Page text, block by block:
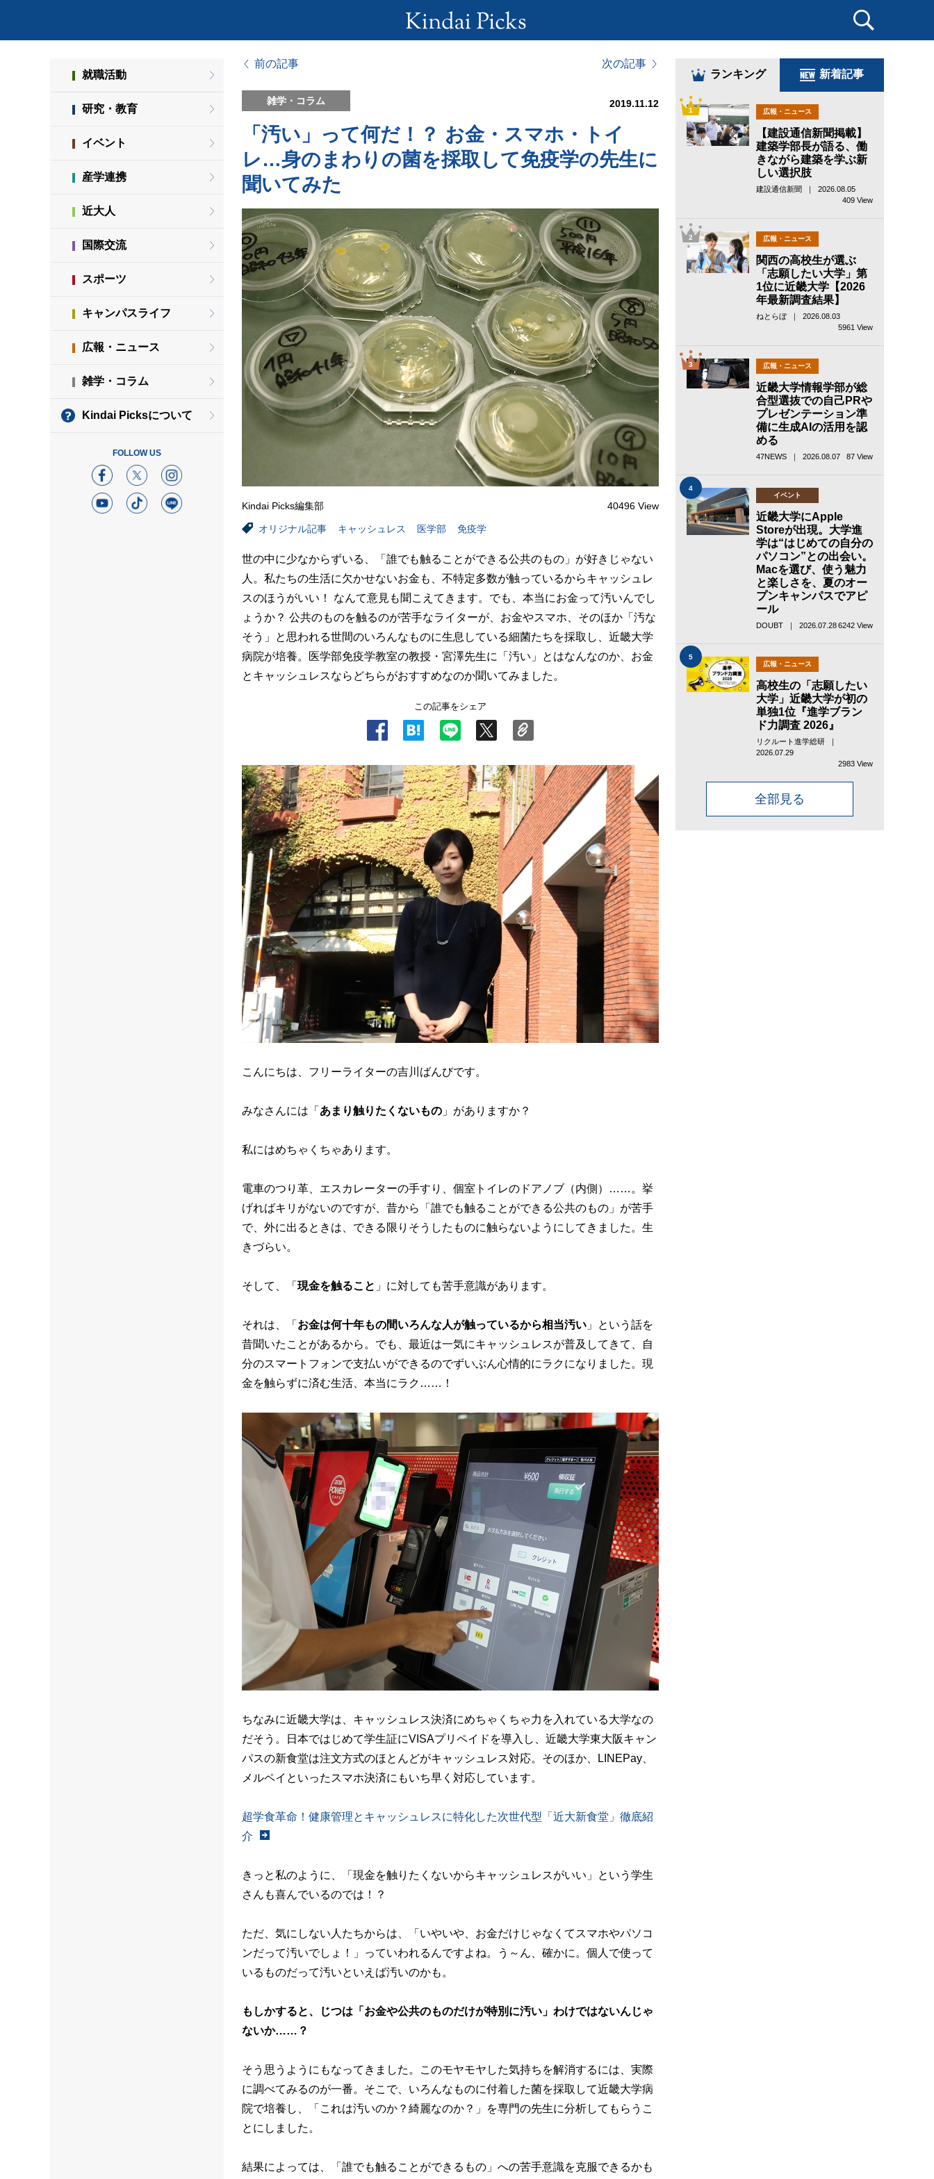
前の記事 次の記事
雑学・コラム 2019.11.12
「汚い」って何だ！？ お金・スマホ・トイ
レ…身のまわりの菌を採取して免疫学の先生に
聞いてみた
Kindai Picks編集部 40496 View
オリジナル記事 キャッシュレス 医学部 免疫学
世の中に少なからずいる、「誰でも触ることができる公共のもの」が好きじゃない
人。私たちの生活に欠かせないお金も、不特定多数が触っているからキャッシュレ
スのほうがいい！ なんて意見も聞こえてきます。でも、本当にお金って汚いんでし
ょうか？ 公共のものを触るのが苦手なライターが、お金やスマホ、そのほか「汚な
そう」と思われる世間のいろんなものに生息している細菌たちを採取し、近畿大学
病院が培養。医学部免疫学教室の教授・宮澤先生に「汚い」とはなんなのか、お金
とキャッシュレスならどちらがおすすめなのか聞いてみました。
この記事をシェア
こんにちは、フリーライターの吉川ばんびです。
みなさんには「 あまり触りたくないもの 」がありますか？
私にはめちゃくちゃあります。
電車のつり革、エスカレーターの手すり、個室トイレのドアノブ（内側）……。挙
げればキリがないのですが、昔から「誰でも触ることができる公共のもの」が苦手
で、外に出るときは、できる限りそうしたものに触らないようにしてきました。生
きづらい。
そして、「 現金を触ること 」に対しても苦手意識があります。
それは、「 お金は何十年もの間いろんな人が触っているから相当汚い 」という話を
昔聞いたことがあるから。でも、最近は一気にキャッシュレスが普及してきて、自
分のスマートフォンで支払いができるのでずいぶん心情的にラクになりました。現
金を触らずに済む生活、本当にラク……！
ちなみに近畿大学は、キャッシュレス決済にめちゃくちゃ力を入れている大学なの
だそう。日本ではじめて学生証にVISAプリペイドを導入し、近畿大学東大阪キャン
パスの新食堂は注文方式のほとんどがキャッシュレス対応。そのほか、LINEPay、
メルペイといったスマホ決済にもいち早く対応しています。
超学食革命！健康管理とキャッシュレスに特化した次世代型「近大新食堂」徹底紹
介
きっと私のように、「現金を触りたくないからキャッシュレスがいい」という学生
さんも喜んでいるのでは！？
ただ、気にしない人たちからは、「いやいや、お金だけじゃなくてスマホやパソコ
ンだって汚いでしょ！」っていわれるんですよね。う～ん、確かに。個人で使って
いるものだって汚いといえば汚いのかも。
もしかすると、じつは「お金や公共のものだけが特別に汚い」わけではないんじゃ
ないか……？
そう思うようにもなってきました。このモヤモヤした気持ちを解消するには、実際
に調べてみるのが一番。そこで、いろんなものに付着した菌を採取して近畿大学病
院で培養し、「これは汚いのか？綺麗なのか？」を専門の先生に分析してもらうこ
とにしました。
結果によっては、「誰でも触ることができるもの」への苦手意識を克服できるかも
ランキング 新着記事
1 広報・ニュース
【建設通信新聞掲載】
建築学部長が語る、働
きながら建築を学ぶ新
しい選択肢
建設通信新聞 ｜ 2026.08.05
409 View
2 広報・ニュース
関西の高校生が選ぶ
「志願したい大学」第
1位に近畿大学【2026
年最新調査結果】
ねとらぼ ｜ 2026.08.03
5961 View
3 広報・ニュース
近畿大学情報学部が総
合型選抜での自己PRや
プレゼンテーション準
備に生成AIの活用を認
める
47NEWS ｜ 2026.08.07 87 View
4
イベント
近畿大学にApple
Storeが出現。大学進
学は“はじめての自分の
パソコン”との出会い。
Macを選び、使う魅力
と楽しさを、夏のオー
プンキャンパスでアピ
ール
DOUBT ｜ 2026.07.286242 View
5
広報・ニュース
高校生の「志願したい
大学」近畿大学が初の
単独1位『進学ブラン
ド力調査 2026』
リクルート進学総研 ｜
2026.07.29
2983 View
全部見る
就職活動
研究・教育
イベント
産学連携
近大人
国際交流
スポーツ
キャンパスライフ
広報・ニュース
雑学・コラム
Kindai Picksについて
FOLLOW US